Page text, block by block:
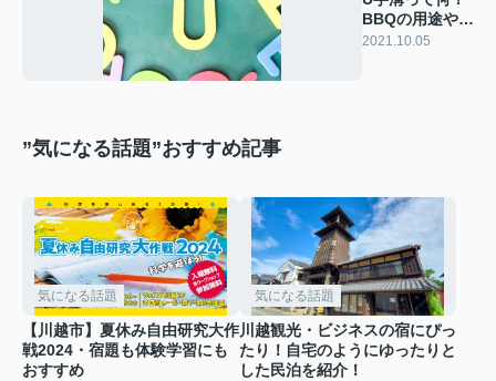
BBQの用途やL
字溝との違いを
2021.10.05
”気になる話題”おすすめ記事
気になる話題
【川越市】夏休み自由研究大作
戦2024・宿題も体験学習にも
おすすめ
気になる話題
川越観光・ビジネスの宿にぴっ
たり！自宅のようにゆったりと
した民泊を紹介！